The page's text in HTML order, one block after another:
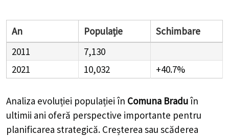
An Populație
Schimbare
2011
7,130
2021
10,032 +40.7%
Analiza evoluției populației în Comuna Braduîn
ultimii ani oferă perspective importante pentru
planificarea strategică. Creșterea sau scăderea